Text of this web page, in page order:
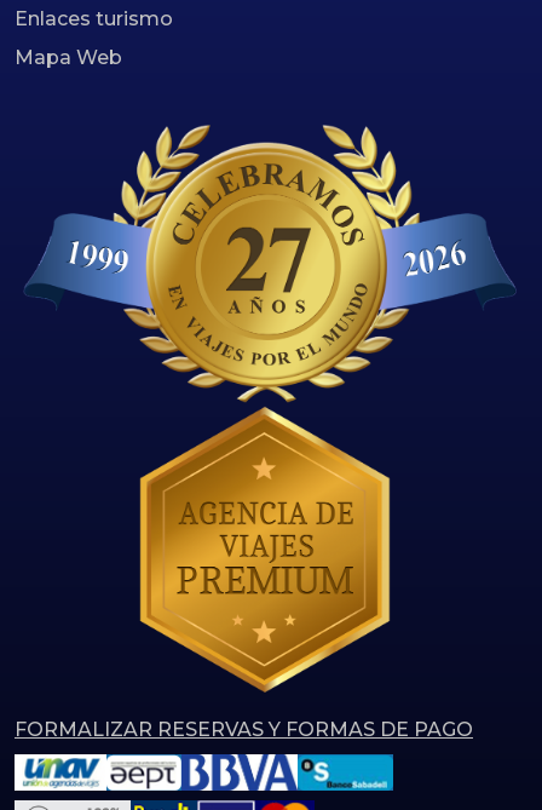
Enlaces turismo
Mapa Web
FORMALIZAR RESERVAS Y FORMAS DE PAGO